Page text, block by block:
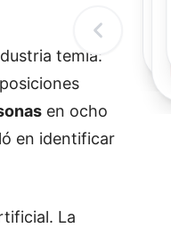
temía:
en ocho
en identificar
La